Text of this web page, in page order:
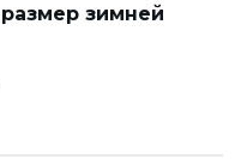
зимней